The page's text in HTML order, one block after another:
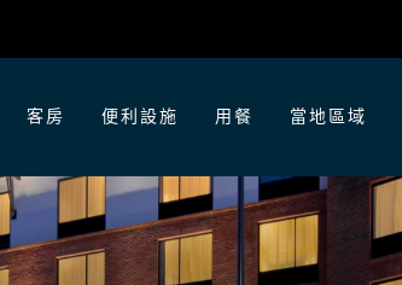
客房 便利設施 用餐 當地區域